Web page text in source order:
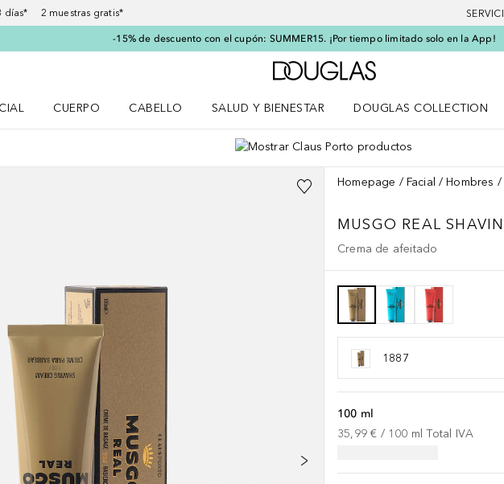
días* 2 muestras gratis*
-15% de descuento con el cupón: SUMMER15. ¡Por tiempo limitado solo en la App!
A Douglas Home
CUERPO
CABELLO
SALUD Y BIENESTAR
DOUGLAS COLLECTION
Homepage Facial Hombres
MUSGO REAL
Crema de afeitado
1887
100 ml
35,99 € / 100 ml Total IVA